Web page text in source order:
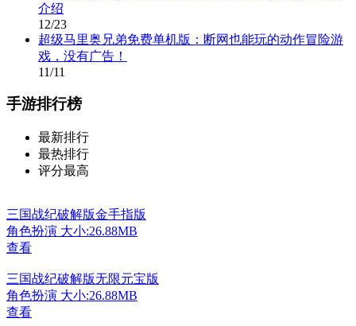
介绍
12/23
超级马里奥兄弟免费单机版：断网也能玩的动作冒险游
戏，没有广告！
11/11
手游排行榜
最新排行
最热排行
评分最高
三国战纪破解版金手指版
角色扮演 大小:26.88MB
查看
三国战纪破解版无限元宝版
角色扮演 大小:26.88MB
查看